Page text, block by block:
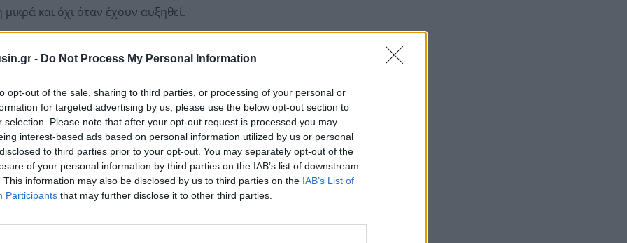
- Do Not Process My Personal Information
opt-out of the sale, sharing to third parties, or processing of your personal or
for targeted advertising by us, please use the below opt-out section to
selection. Please note that after your opt-out request is processed you may
interest-based ads based on personal information utilized by us or personal
to third parties prior to your opt-out. You may separately opt-out of the
of your personal information by third parties on the IAB’s list of downstream
This information may also be disclosed by us to third parties on the IAB’s List of
Participants that may further disclose it to other third parties.
και όχι όταν έχουν αυξηθεί.
ρύθμιση, αλλά για την ώρα
, παρά το γεγονός ότι γνωρίζει την